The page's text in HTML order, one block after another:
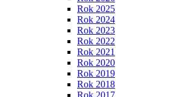
Rok 2025
Rok 2024
Rok 2023
Rok 2022
Rok 2021
Rok 2020
Rok 2019
Rok 2018
Rok 2017